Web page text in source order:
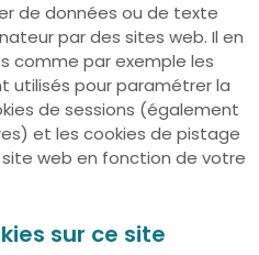
de données ou de texte
par des sites web. Il en
comme par exemple les
utilisés pour paramétrer la
de sessions (également
et les cookies de pistage
web en fonction de votre
sur ce site